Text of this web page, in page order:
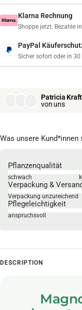
Klarna Rechnung
Shoppe jetzt. Bezahle
PayPal
Sicher sofort oder in
Patricia Kraft
von uns
Was unsere Kund*innen
Pflanzenqualität
schwach
Verpackung & Versand
Verpackung unzureichend
Pflegeleichtigkeit
anspruchsvoll
DESCRIPTION